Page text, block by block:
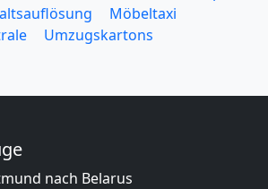
Möbeltaxi
Umzugskartons
nach Belarus